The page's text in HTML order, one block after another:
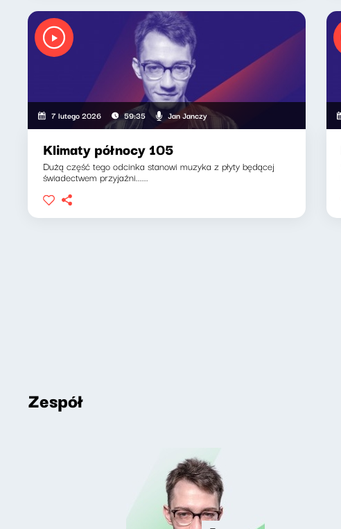
7 lutego 2026 59:35 Jan Janczy
Klimaty północy 105
Dużą część tego odcinka stanowi muzyka z płyty będącej
świadectwem przyjaźni......
Zespół